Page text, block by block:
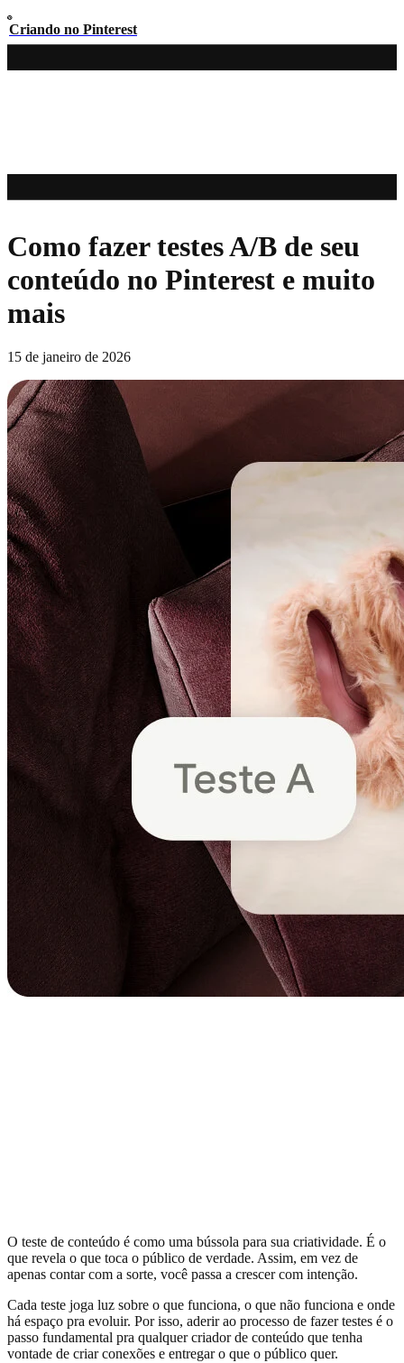
Criando no Pinterest
Como fazer testes A/B de seu
conteúdo no Pinterest e muito
mais
15 de janeiro de 2026
O teste de conteúdo é como uma bússola para sua criatividade. É o
que revela o que toca o público de verdade. Assim, em vez de
apenas contar com a sorte, você passa a crescer com intenção.
Cada teste joga luz sobre o que funciona, o que não funciona e onde
há espaço pra evoluir. Por isso, aderir ao processo de fazer testes é o
passo fundamental pra qualquer criador de conteúdo que tenha
vontade de criar conexões e entregar o que o público quer.